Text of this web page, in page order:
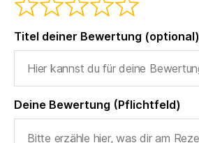
Titel deiner Bewertung (optional)
Deine Bewertung (Pflichtfeld)